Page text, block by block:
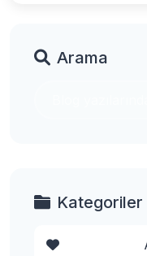
Arama
Kategoriler